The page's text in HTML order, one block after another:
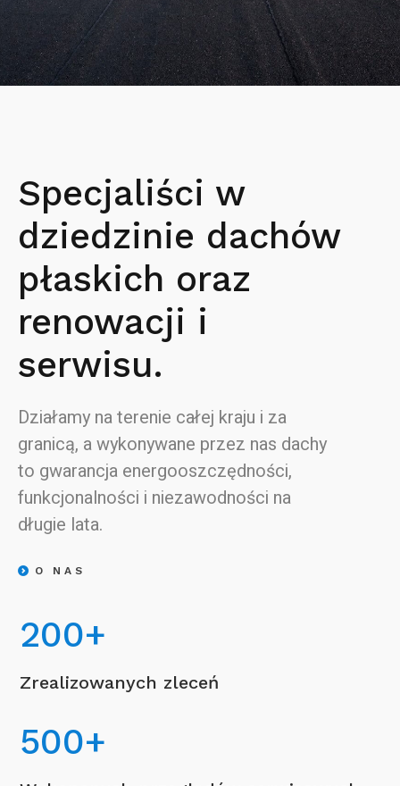
Specjaliści w
dziedzinie dachów
płaskich oraz
renowacji i
serwisu.
Działamy na terenie całej kraju i za
granicą, a wykonywane przez nas dachy
to gwarancja energooszczędności,
funkcjonalności i niezawodności na
długie lata.
O NAS
200+
Zrealizowanych zleceń
500+